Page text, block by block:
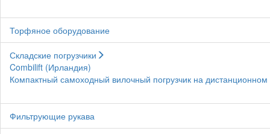
Торфяное оборудование
Складские погрузчики
Combilift (Ирландия)
Компактный самоходный вилочный погрузчик на
Фильтрующие рукава